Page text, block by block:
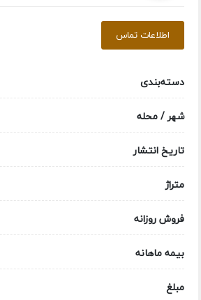
اطلاعات تماس
دسته‌بندی
شهر / محله
تاریخ انتشار
متراژ
فروش روزانه
بیمه ماهانه
مبلغ